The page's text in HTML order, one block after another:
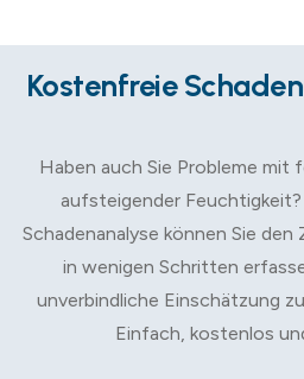
Kostenfreie
Haben auch Sie Probleme mit
aufsteigender
Schadenanalyse können Sie
in wenigen Schritten
unverbindliche Einschätzung
Einfach, kostenlos